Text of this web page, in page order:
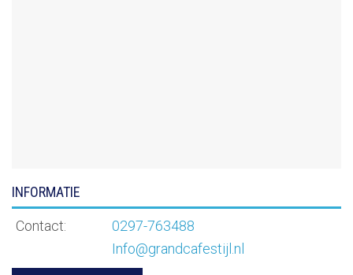
INFORMATIE
Contact:
0297-763488
Info@grandcafestijl.nl